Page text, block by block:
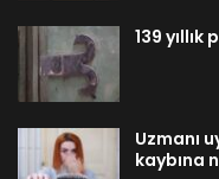
139 yıllık
Uzmanı
kaybına